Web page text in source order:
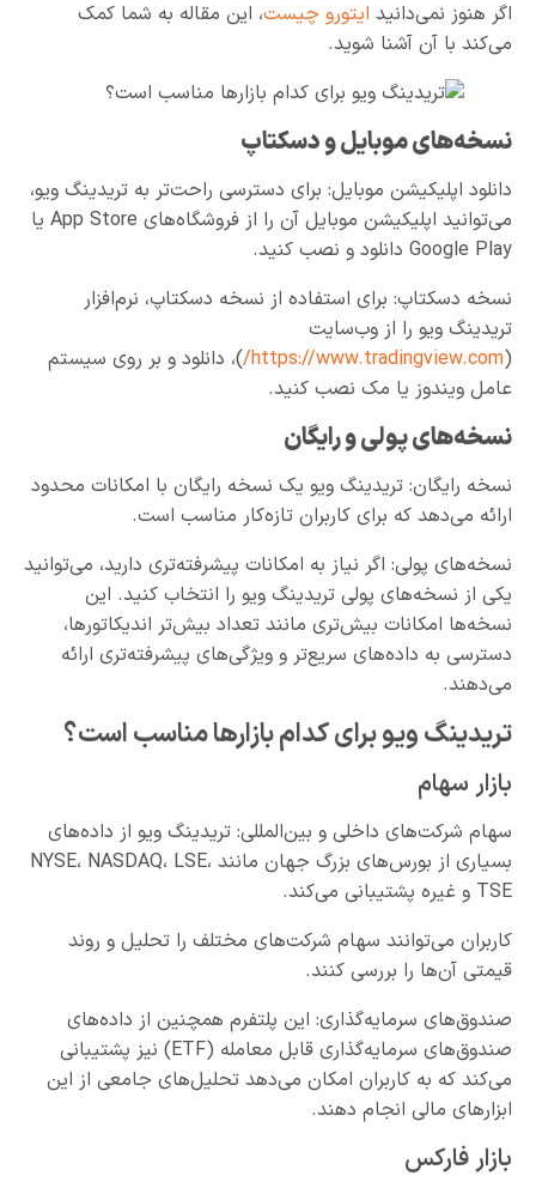
اگر هنوز نمی‌دانید ایتورو چیست، این مقاله به شما کمک
می‌کند با آن آشنا شوید.
نسخه‌های موبایل و دسکتاپ
دانلود اپلیکیشن موبایل: برای دسترسی راحت‌تر به تریدینگ ویو،
می‌توانید اپلیکیشن موبایل آن را از فروشگاه‌های App Store یا
Google Play دانلود و نصب کنید.
نسخه دسکتاپ: برای استفاده از نسخه دسکتاپ، نرم‌افزار
تریدینگ ویو را از وب‌سایت
(
https://www.tradingview.com/ )، دانلود و بر روی سیستم
عامل ویندوز یا مک نصب کنید.
نسخه‌های پولی و رایگان
نسخه رایگان: تریدینگ ویو یک نسخه رایگان با امکانات محدود
ارائه می‌دهد که برای کاربران تازه‌کار مناسب است.
نسخه‌های پولی: اگر نیاز به امکانات پیشرفته‌تری دارید، می‌توانید
یکی از نسخه‌های پولی تریدینگ ویو را انتخاب کنید. این
نسخه‌ها امکانات بیش‌تری مانند تعداد بیش‌تر اندیکاتورها،
دسترسی به داده‌های سریع‌تر و ویژگی‌های پیشرفته‌تری ارائه
می‌دهند.
تریدینگ ویو برای کدام بازارها مناسب است؟
بازار سهام
سهام شرکت‌های داخلی و بین‌المللی: تریدینگ ویو از داده‌های
بسیاری از بورس‌های بزرگ جهان مانند NYSE، NASDAQ، LSE،
TSE و غیره پشتیبانی می‌کند.
کاربران می‌توانند سهام شرکت‌های مختلف را تحلیل و روند
قیمتی آن‌ها را بررسی کنند.
صندوق‌های سرمایه‌گذاری: این پلتفرم همچنین از داده‌های
صندوق‌های سرمایه‌گذاری قابل معامله (ETF) نیز پشتیبانی
می‌کند که به کاربران امکان می‌دهد تحلیل‌های جامعی از این
ابزارهای مالی انجام دهند.
بازار فارکس